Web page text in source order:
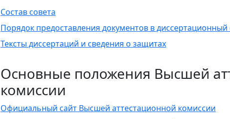
Состав совета
Порядок предоставления документов в диссертационный
Тексты диссертаций и сведения о защитах
Основные положения Высшей
комиссии
Официальный сайт Высшей аттестационной комиссии